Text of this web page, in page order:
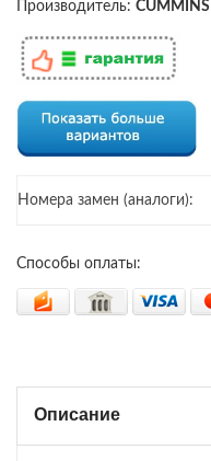
Производитель: CUMMINS
Номера замен (аналоги):
Способы оплаты:
Описание